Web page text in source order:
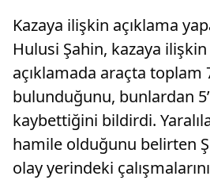
Kazaya ilişkin açıklama
Hulusi Şahin, kazaya ilişkin
açıklamada araçta toplam
bulunduğunu, bunlardan
kaybettiğini bildirdi.
hamile olduğunu belirten
olay yerindeki